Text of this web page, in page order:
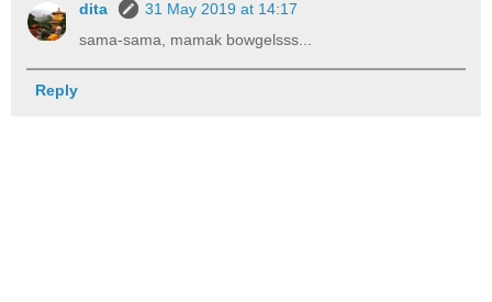
dita
31 May 2019 at 14:17
sama-sama, mamak bowgelsss...
Reply